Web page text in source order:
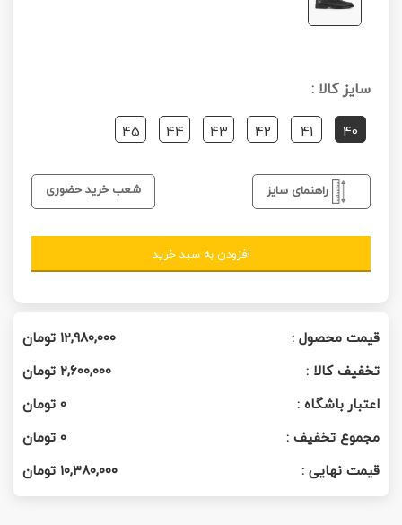
سایز کالا :
40
41
42
43
44
45
راهنمای سایز شعب خرید حضوری
افزودن به سبد خرید
قیمت محصول : ۱۲,۹۸۰,۰۰۰ تومان
تخفیف کالا :
۲,۶۰۰,۰۰۰تومان
اعتبار باشگاه :
0تومان
مجموع تخفیف :
0تومان
قیمت نهایی :
۱۰,۳۸۰,۰۰۰ تومان